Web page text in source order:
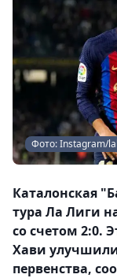
Фото: Instagram/
Каталонская
тура Ла Лиги
со счетом 2:0.
Хави
первенства,